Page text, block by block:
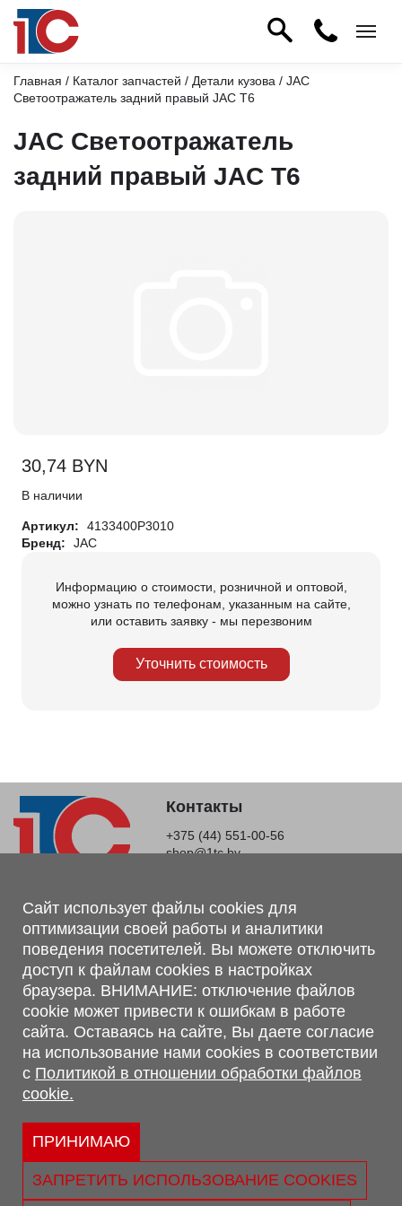
Главная / Каталог запчастей / Детали кузова / JAC
Светоотражатель задний правый JAC T6
JAC Светоотражатель
задний правый JAC T6
30,74 BYN
В наличии
Артикул:
4133400P3010
Бренд:
JAC
Информацию о стоимости, розничной и оптовой,
можно узнать по телефонам, указанным на сайте,
или оставить заявку - мы перезвоним
Уточнить стоимость
Контакты
+375 (44) 551-00-56
shop@1tc.by
Магазин, склад
г. Минск, Минский р-н, п. Привольный, ул. Мира, 20А,
223062
г. Брест, ул. Лейтенанта Рябцева, 108 В, 224701
Обращаем Ваше внимание, что вся предоставленная на сайте
информация, касающаяся комплектаций, технических
характеристик, цветовых сочетаний, а также стоимости и
сервисного обслуживания носит информационный характер и
не является публичной офертой, определяемой п.2 ст.407
Гражданского кодекса Республики Беларусь.
Политика обработки персональных данных
Политикой в отношении обработки файлов cookie.
Сайт использует файлы cookies для
оптимизации своей работы и аналитики
поведения посетителей. Вы можете отключить
доступ к файлам cookies в настройках
браузера. ВНИМАНИЕ: отключение файлов
cookie может привести к ошибкам в работе
сайта. Оставаясь на сайте, Вы даете согласие
на использование нами cookies в соответствии
с Политикой в отношении обработки файлов
cookie.
ПРИНИМАЮ
ЗАПРЕТИТЬ ИСПОЛЬЗОВАНИЕ COOKIES